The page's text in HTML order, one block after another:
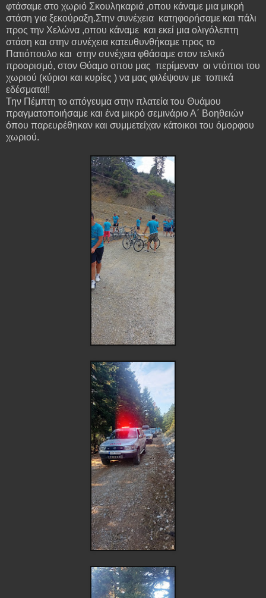
φτάσαμε στο χωριό Σκουληκαριά ,οπου κάναμε μια μικρή
στάση για ξεκούραξη.Στην συνέχεια κατηφορήσαμε και πάλι
προς την Χελώνα ,οπου κάναμε και εκεί μια ολιγόλεπτη
στάση και στην συνέχεια κατευθυνθήκαμε προς το
Πατιόπουλο και στην συνέχεια φθάσαμε στον τελικό
προορισμό, στον Θύαμο οπου μας περίμεναν οι ντόπιοι του
χωριού (κύριοι και κυρίες ) να μας φιλέψουν με τοπικά
εδέσματα!!
Την Πέμπτη το απόγευμα στην πλατεία του Θυάμου
πραγματοποιήσαμε και ένα μικρό σεμινάριο Α΄ Βοηθειών
όπου παρευρέθηκαν και συμμετείχαν κάτοικοι του όμορφου
χωριού.